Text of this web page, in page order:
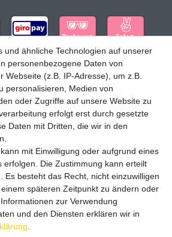
und ähnliche Technologien auf unserer
personenbezogene Daten von
Webseite (z.B. IP-Adresse), um z.B.
personalisieren, Medien von
oder Zugriffe auf unsere Website zu
erfolgt erst durch gesetzte
Daten mit Dritten, die wir in den
mit Einwilligung oder aufgrund eines
erfolgen. Die Zustimmung kann erteilt
Es besteht das Recht, nicht einzuwilligen
späteren Zeitpunkt zu ändern oder
zur Verwendung
und den Diensten erklären wir in